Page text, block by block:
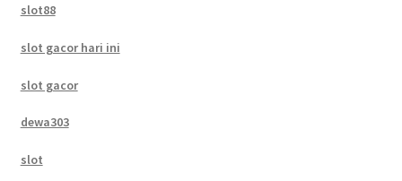
slot88
slot gacor hari ini
slot gacor
dewa303
slot